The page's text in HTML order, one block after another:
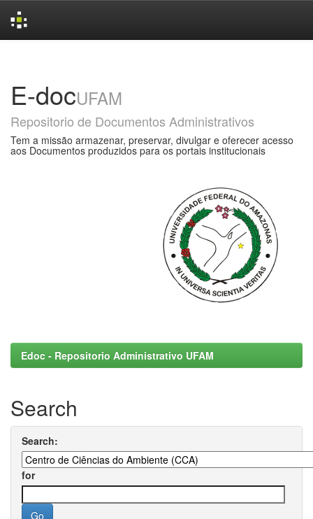
E-docUFAM
Repositorio de Documentos Administrativos
Tem a missão armazenar, preservar, divulgar e oferecer acesso
aos Documentos produzidos para os portais institucionais
Edoc - Repositorio Administrativo UFAM
Search
Search:
for